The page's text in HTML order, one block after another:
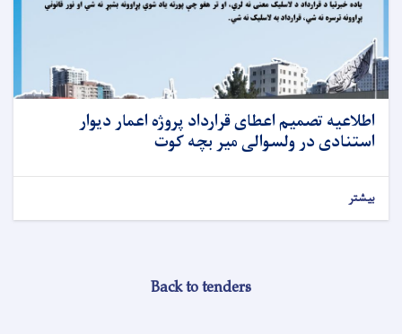
اطلاعیه تصمیم اعطای قرارداد پروژه اعمار دیوار
استنادی در ولسوالی میر بچه کوت
بیشتر
Back to tenders